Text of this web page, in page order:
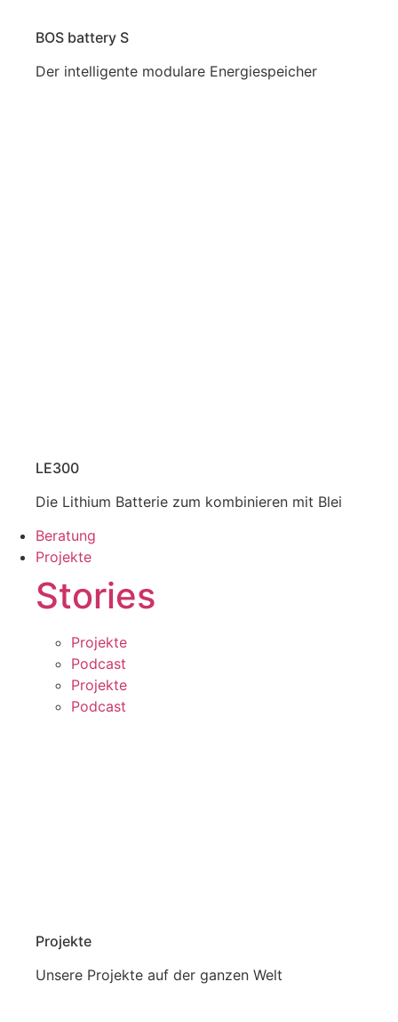
BOS battery S
Der intelligente modulare Energiespeicher
LE300
Die Lithium Batterie zum kombinieren mit Blei
Beratung
Projekte
Stories
Projekte
Podcast
Projekte
Podcast
Projekte
Unsere Projekte auf der ganzen Welt